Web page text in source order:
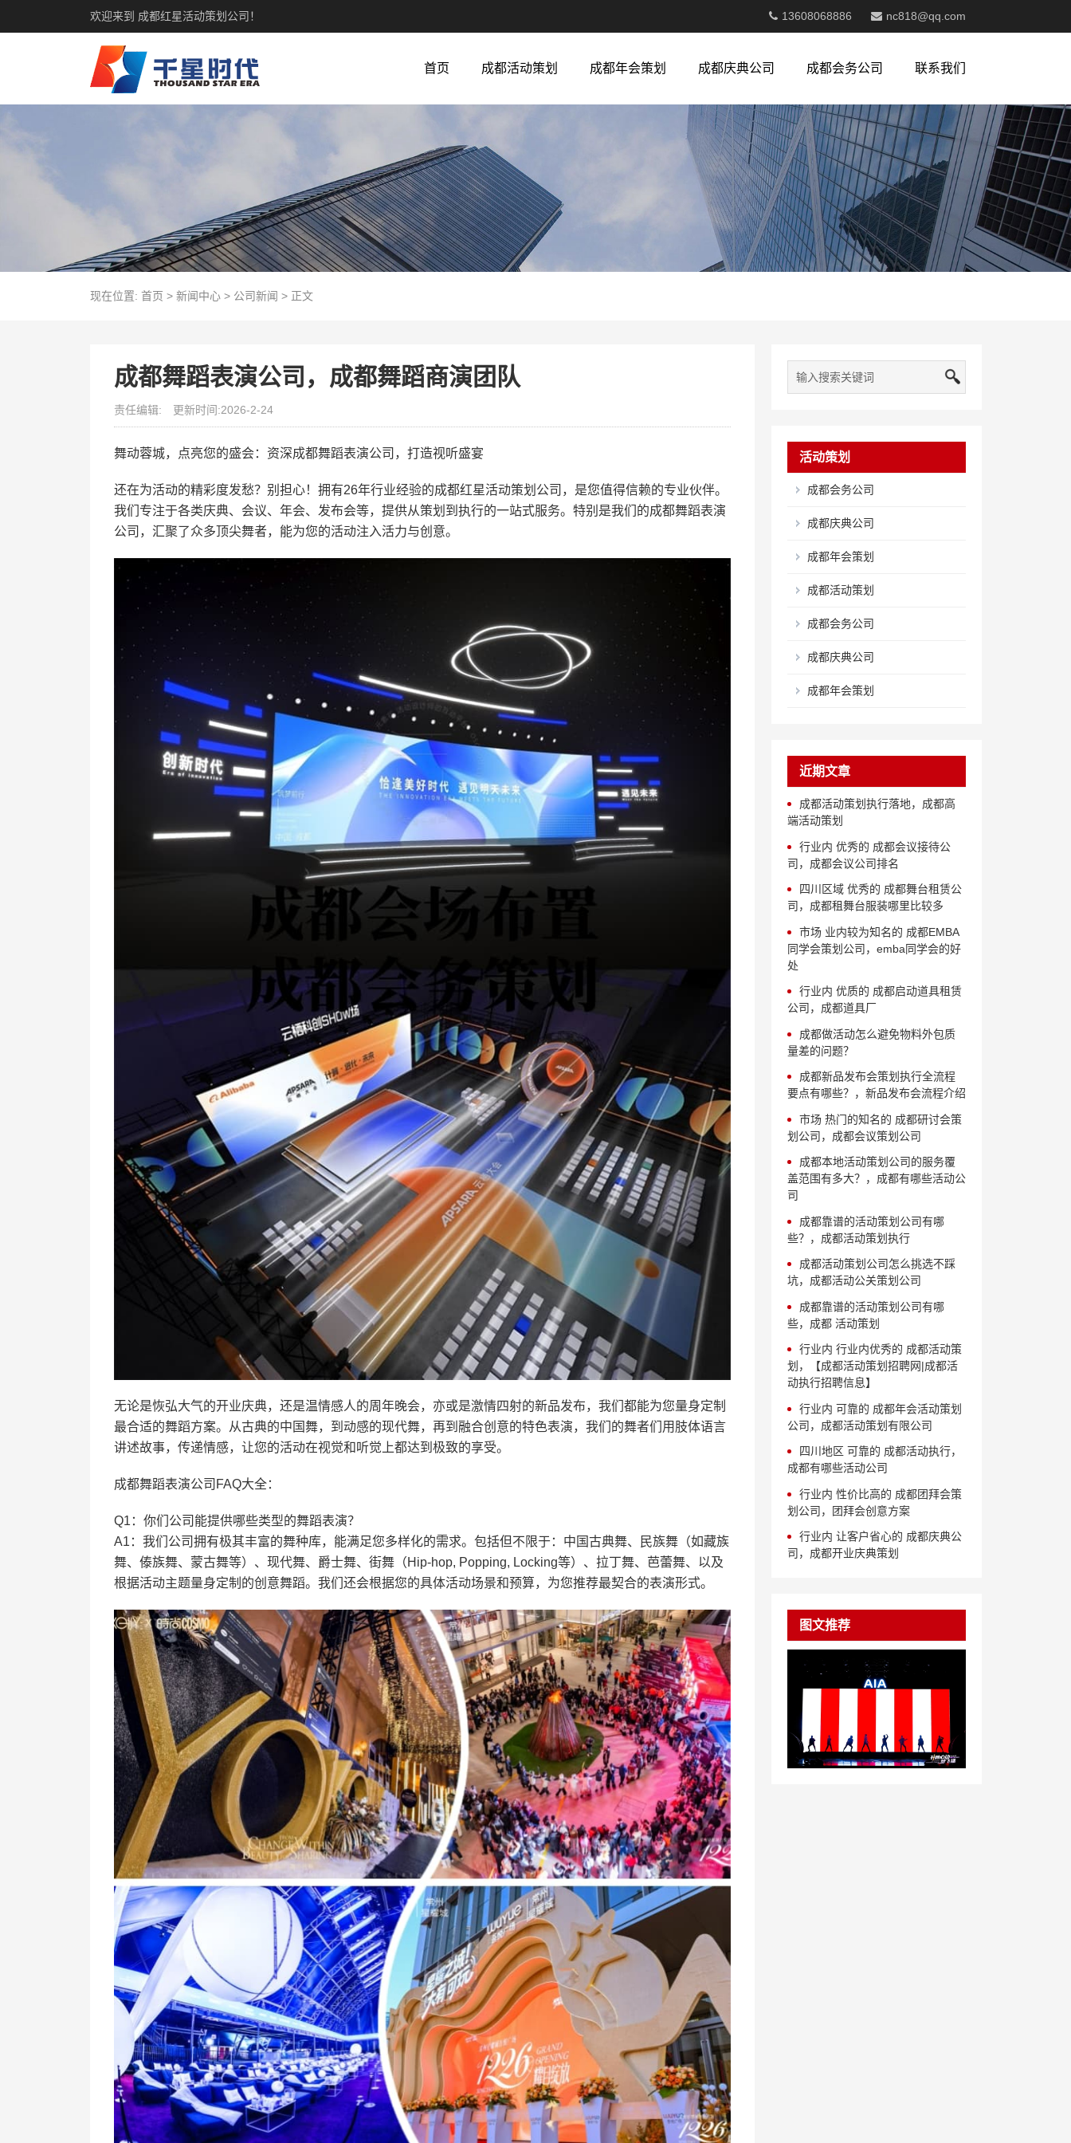
欢迎来到 成都红星活动策划公司！ 13608068886 nc818@qq.com
首页 成都活动策划 成都年会策划 成都庆典公司 成都会务公司 联系我们
现在位置: 首页 > 新闻中心> 公司新闻 > 正文
成都舞蹈表演公司，成都舞蹈商演团队
责任编辑: 更新时间:2026-2-24
舞动蓉城，点亮您的盛会：资深成都舞蹈表演公司，打造视听盛宴
还在为活动的精彩度发愁？别担心！拥有26年行业经验的成都红星活动策划公司，是您值得信赖的专业伙伴。
我们专注于各类庆典、会议、年会、发布会等，提供从策划到执行的一站式服务。特别是我们的成都舞蹈表演
公司，汇聚了众多顶尖舞者，能为您的活动注入活力与创意。
无论是恢弘大气的开业庆典，还是温情感人的周年晚会，亦或是激情四射的新品发布，我们都能为您量身定制
最合适的舞蹈方案。从古典的中国舞，到动感的现代舞，再到融合创意的特色表演，我们的舞者们用肢体语言
讲述故事，传递情感，让您的活动在视觉和听觉上都达到极致的享受。
成都舞蹈表演公司FAQ大全：
Q1：你们公司能提供哪些类型的舞蹈表演？
A1：我们公司拥有极其丰富的舞种库，能满足您多样化的需求。包括但不限于：中国古典舞、民族舞（如藏族
舞、傣族舞、蒙古舞等）、现代舞、爵士舞、街舞（Hip-hop, Popping, Locking等）、拉丁舞、芭蕾舞、以及
根据活动主题量身定制的创意舞蹈。我们还会根据您的具体活动场景和预算，为您推荐最契合的表演形式。
活动策划
成都会务公司
成都庆典公司
成都年会策划
成都活动策划
成都会务公司
成都庆典公司
成都年会策划
近期文章
成都活动策划执行落地，成都高
端活动策划
行业内 优秀的 成都会议接待公
司，成都会议公司排名
四川区域 优秀的 成都舞台租赁公
司，成都租舞台服装哪里比较多
市场 业内较为知名的 成都EMBA
同学会策划公司，emba同学会的好
处
行业内 优质的 成都启动道具租赁
公司，成都道具厂
成都做活动怎么避免物料外包质
量差的问题？
成都新品发布会策划执行全流程
要点有哪些？，新品发布会流程介绍
市场 热门的知名的 成都研讨会策
划公司，成都会议策划公司
成都本地活动策划公司的服务覆
盖范围有多大？，成都有哪些活动公
司
成都靠谱的活动策划公司有哪
些？，成都活动策划执行
成都活动策划公司怎么挑选不踩
坑，成都活动公关策划公司
成都靠谱的活动策划公司有哪
些，成都 活动策划
行业内 行业内优秀的 成都活动策
划，【成都活动策划招聘网|成都活
动执行招聘信息】
行业内 可靠的 成都年会活动策划
公司，成都活动策划有限公司
四川地区 可靠的 成都活动执行，
成都有哪些活动公司
行业内 性价比高的 成都团拜会策
划公司，团拜会创意方案
行业内 让客户省心的 成都庆典公
司，成都开业庆典策划
图文推荐